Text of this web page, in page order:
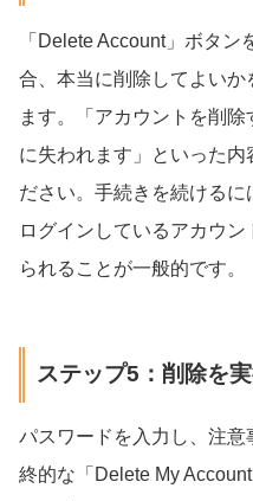
「Delete Account」ボタ
合、本当に削除してよい
ます。「アカウントを削
に失われます」といった内
ださい。手続きを続ける
ログインしているアカウ
られることが一般的です。
ステップ5：削除を
パスワードを入力し、注
終的な「Delete My